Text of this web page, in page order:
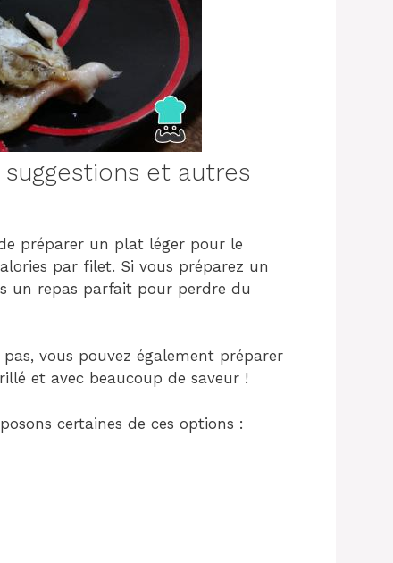
et autres
préparer un plat léger pour le
par filet. Si vous préparez un
un repas parfait pour perdre du
vous pouvez également préparer
et avec beaucoup de saveur !
certaines de ces options :